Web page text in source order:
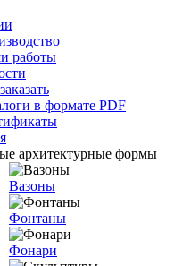
работы
в формате PDF
архитектурные формы
Вазоны
Фонтаны
Фонари